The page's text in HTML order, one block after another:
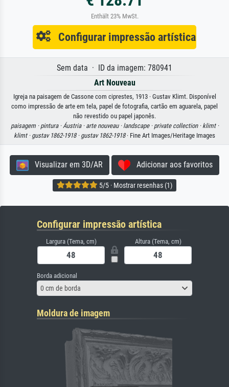
Enthält 23% MwSt.
Configurar impressão artística
Sem data · ID da imagem: 780941
Art Nouveau
Igreja na paisagem de Cassone com ciprestes, 1913 · Gustav Klimt. Disponível
como impressão de arte em tela, papel de fotografia, cartão em aguarela, papel
não revestido ou papel japonês.
paisagem · pintura ·Áustria · arte nouveau · landscape · private collection · klimt ·
klimt · gustav 1862-1918 · gustav 1862-1918· Fine Art Images/Heritage Images
Visualizar em 3D/AR Adicionar aos favoritos
5/5 · Mostrar resenhas (1)
Configurar impressão artística
Largura (Tema, cm) Altura (Tema, cm)
Borda adicional
0 cm de borda
Moldura de imagem